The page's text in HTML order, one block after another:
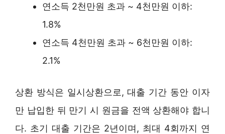
연소득 2천만원 초과 ~ 4천만원 이하:
1.8%
연소득 4천만원 초과 ~ 6천만원 이하:
2.1%
상환 방식은 일시상환으로, 대출 기간 동안 이자
만 납입한 뒤 만기 시 원금을 전액 상환해야 합니
다. 초기 대출 기간은 2년이며, 최대 4회까지 연